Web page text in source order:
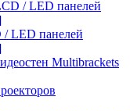
/ LED панелей
LED панелей
Multibrackets